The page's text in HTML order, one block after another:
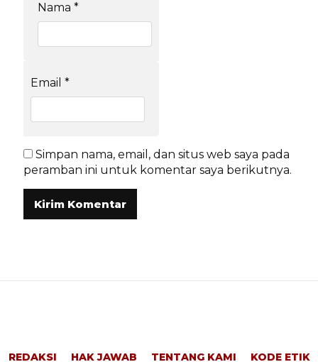
Nama *
Email *
Simpan nama, email, dan situs web saya pada
peramban ini untuk komentar saya berikutnya.
REDAKSI HAK JAWAB TENTANG KAMI KODE ETIK